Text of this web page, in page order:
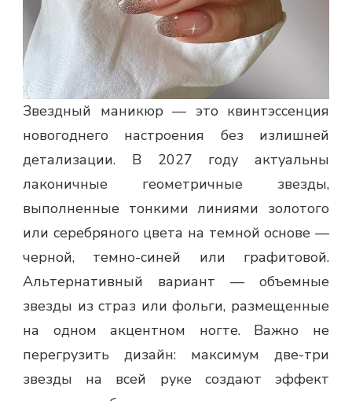
Звездный маникюр — это квинтэссенция
новогоднего настроения без излишней
детализации. В 2027 году актуальны
лаконичные геометричные звезды,
выполненные тонкими линиями золотого
или серебряного цвета на темной основе —
черной, темно-синей или графитовой.
Альтернативный вариант — объемные
звезды из страз или фольги, размещенные
на одном акцентном ногте. Важно не
перегрузить дизайн: максимум две-три
звезды на всей руке создают эффект